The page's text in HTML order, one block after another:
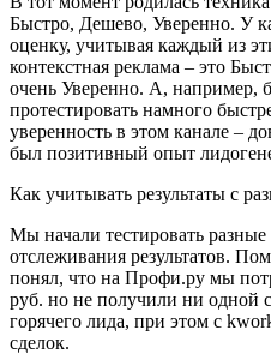
Быстро, Дешево, Уверенно. У
оценку, учитывая каждый из
контекстная реклама – это
очень Уверенно. А, например,
протестировать намного
уверенность в этом канале –
был позитивный опыт
Как учитывать результаты с
Мы начали тестировать
отслеживания результатов.
понял, что на Профи.ру мы
руб. но не получили ни одной
горячего лида, при этом с
сделок.